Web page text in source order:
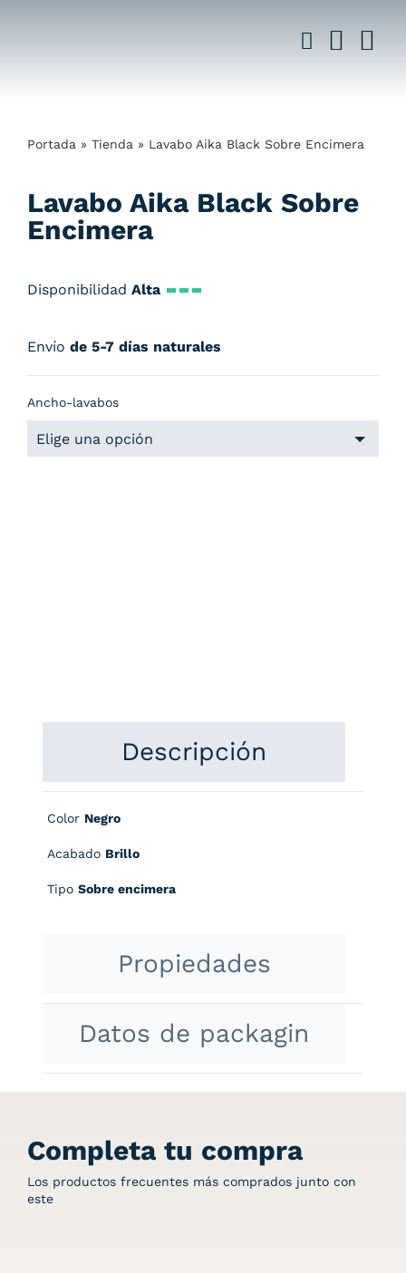
Portada » Tienda » Lavabo Aika Black Sobre Encimera
Lavabo Aika Black Sobre
Encimera
Disponibilidad Alta
Envío de 5-7 días naturales
Ancho-lavabos
Descripción
Color Negro
Acabado Brillo
Tipo Sobre encimera
Propiedades
Datos de packagin
Completa tu compra
Los productos frecuentes más comprados junto con
este